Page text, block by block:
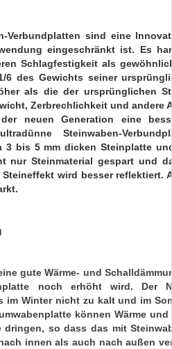
Verbundplatten sind eine
eingeschränkt ist. Es
Schlagfestigkeit als
des Gewichts seiner
als die der ursprünglichen
Zerbrechlichkeit und
neuen Generation eine
Steinwaben-
3 bis 5 mm dicken Steinplatte
nur Steinmaterial gespart und
wird besser reflektiert.
gute Wärme- und
noch erhöht wird. Der
im Winter nicht zu kalt und im
können Wärme
dringen, so dass das mit
innen als auch nach außen